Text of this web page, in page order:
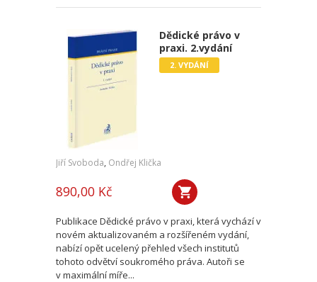
Dědické právo v
praxi. 2.vydání
2. VYDÁNÍ
Jiří Svoboda, Ondřej Klička
890,00 Kč
Publikace Dědické právo v praxi, která vychází v
novém aktualizovaném a rozšířeném vydání,
nabízí opět ucelený přehled všech institutů
tohoto odvětví soukromého práva. Autoři se
v maximální míře...